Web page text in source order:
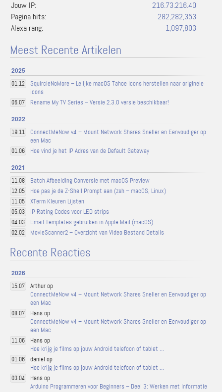
Jouw IP:
216.73.216.40
Pagina hits:
282,282,353
Alexa rang:
1,097,803
Meest Recente Artikelen
2025
01.12
SquircleNoMore – Lelijke macOS Tahoe icons herstellen naar originele
icons
06.07 Rename My TV Series – Versie 2.3.0 versie beschikbaar!
2022
19.11
ConnectMeNow v4 – Mount Network Shares Sneller en Eenvoudiger op
een Mac
01.06 Hoe vind je het IP Adres van de Default Gateway
2021
11.08 Batch Afbeelding Conversie met macOS Preview
12.05 Hoe pas je de Z-Shell Prompt aan (zsh – macOS, Linux)
11.05 XTerm Kleuren Lijsten
05.03 IP Rating Codes voor LED strips
04.03 Email Templates gebruiken in Apple Mail (macOS)
02.02 MovieScanner2 – Overzicht van Video Bestand Details
Recente Reacties
2026
15.07
Arthur op
ConnectMeNow v4 – Mount Network Shares Sneller en Eenvoudiger op
een Mac
08.07
Hans op
ConnectMeNow v4 – Mount Network Shares Sneller en Eenvoudiger op
een Mac
11.06
Hans op
Hoe krijg je films op jouw Android telefoon of tablet …
01.06
daniel op
Hoe krijg je films op jouw Android telefoon of tablet …
03.04
Hans op
Arduino Programmeren voor Beginners – Deel 3: Werken met Informatie